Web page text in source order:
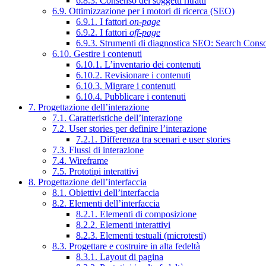
6.9. Ottimizzazione per i motori di ricerca (SEO)
6.9.1. I fattori on-page
6.9.2. I fattori off-page
6.9.3. Strumenti di diagnostica SEO: Search
6.10. Gestire i contenuti
6.10.1. L’inventario dei contenuti
6.10.2. Revisionare i contenuti
6.10.3. Migrare i contenuti
6.10.4. Pubblicare i contenuti
7. Progettazione dell’interazione
7.1. Caratteristiche dell’interazione
7.2. User stories per definire l’interazione
7.2.1. Differenza tra scenari e user stories
7.3. Flussi di interazione
7.4. Wireframe
7.5. Prototipi interattivi
8. Progettazione dell’interfaccia
8.1. Obiettivi dell’interfaccia
8.2. Elementi dell’interfaccia
8.2.1. Elementi di composizione
8.2.2. Elementi interattivi
8.2.3. Elementi testuali (microtesti)
8.3. Progettare e costruire in alta fedeltà
8.3.1. Layout di pagina